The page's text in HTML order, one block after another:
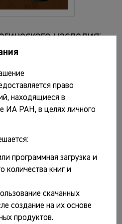
наследия:
Материалы
/ Отв. ред. А.В.
2025. 424 с.
право
находящиеся в
ИА РАН, в целях личного
программная загрузка и
количества книг и
скачанных
создание на их основе
продуктов.